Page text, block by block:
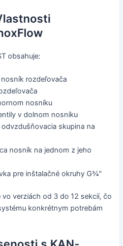
obsahuje:
rozdeľovača
nosníku
v dolnom nosníku
skupina na
nosník na jednom z jeho
pre inštalačné okruhy G¾"
verziách od 3 do 12 sekcií, čo
konkrétnym potrebám